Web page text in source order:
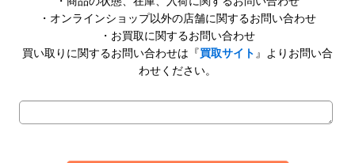
・オンラインショップ以外の店舗に関するお問い合わせ
・お買取に関するお問い合わせ
買い取りに関するお問い合わせは『買取サイト 』よりお問い合
わせください。